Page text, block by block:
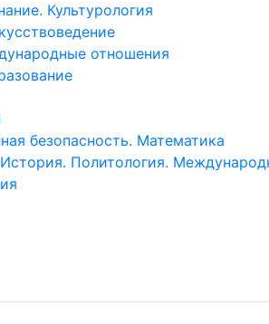
Культурология
отношения
безопасность. Математика
Политология.